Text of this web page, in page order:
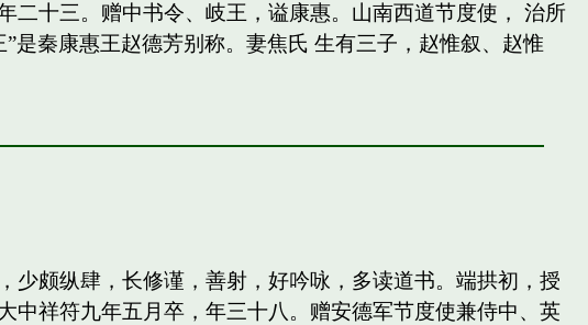
二十三。赠中书令、岐王，谥康惠。山南西道节度使， 治所
是秦康惠王赵德芳别称。妻焦氏 生有三子，赵惟叙、赵惟
少颇纵肆，长修谨，善射，好吟咏，多读道书。端拱初，授
中祥符九年五月卒，年三十八。赠安德军节度使兼侍中、英